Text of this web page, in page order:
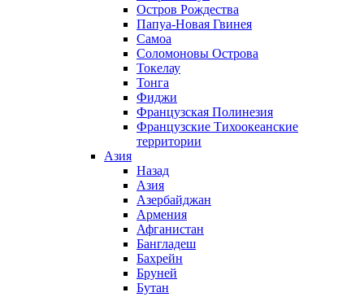
Остров Рождества
Папуа-Новая Гвинея
Самоа
Соломоновы Острова
Токелау
Тонга
Фиджи
Французская Полинезия
Французские Тихоокеанские
территории
Азия
Назад
Азия
Азербайджан
Армения
Афганистан
Бангладеш
Бахрейн
Бруней
Бутан